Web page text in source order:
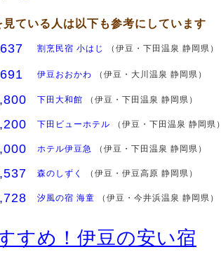
見ている人は以下も参考にしています
割烹民宿 小はじ （伊豆・下田温泉 静岡県）
伊豆おおかわ （伊豆・大川温泉 静岡県）
下田大和館 （伊豆・下田温泉 静岡県）
下田ビューホテル （伊豆・下田温泉 静岡県）
ホテル伊豆急 （伊豆・下田温泉 静岡県）
森のしずく （伊豆・伊豆高原 静岡県）
汐風の宿 海童 （伊豆・今井浜温泉 静岡県）
すめ！伊豆の安い宿